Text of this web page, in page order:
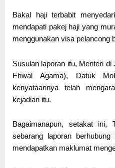
Bakal haji terbabit
mendapati pakej haji yang
menggunakan visa pelancong
Susulan laporan itu, Menteri di
Ehwal Agama), Datuk
kenyataannya telah
kejadian itu.
Bagaimanapun, setakat
sebarang laporan
mendapatkan maklumat